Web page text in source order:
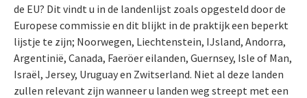
de EU? Dit vindt u in de landenlijst zoals opgesteld door de
Europese commissie en dit blijkt in de praktijk een beperkt
lijstje te zijn; Noorwegen, Liechtenstein, IJsland, Andorra,
Argentinië, Canada, Faeröer eilanden, Guernsey, Isle of Man,
Israël, Jersey, Uruguay en Zwitserland. Niet al deze landen
zullen relevant zijn wanneer u landen weg streept met een